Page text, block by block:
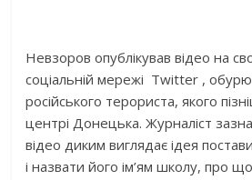
Невзоров опублікував відео на
соціальній мережі Twitter ,
російського терориста, якого
центрі Донецька. Журналіст
відео диким виглядає ідея
і назвати його ім’ям школу, про